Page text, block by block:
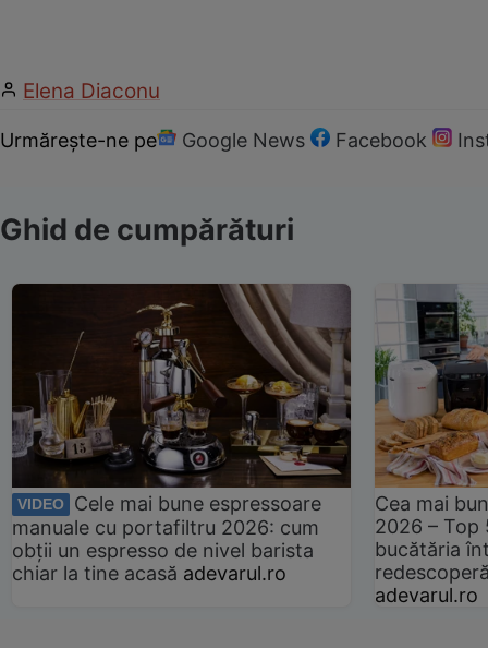
Elena Diaconu
Urmărește-ne pe Google News Facebook
Ghid de cumpărături
VIDEO
Cele mai bune espressoare
manuale cu portafiltru 2026: cum
obții un espresso de nivel barista
chiar la tine acasă adevarul.ro
Cea mai
2026 –
bucătăria
adevarul.ro